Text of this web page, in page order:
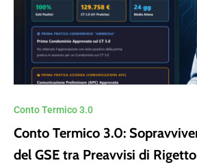
Conto Termico 3.0
Conto Termico 3.0:
del GSE tra Preavvisi di